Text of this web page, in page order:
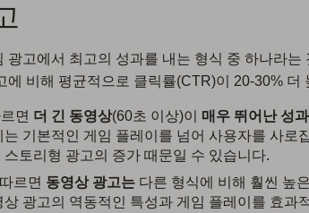
광고에서 최고의 성과를 내는 형식 중 하나라는
에 비해 평균적으로 클릭률(CTR)이 20-30% 더
면 더 긴 동영상(60초 이상)이 매우 뛰어난 성
는 기본적인 게임 플레이를 넘어 사용자를 사로
토리형 광고의 증가 때문일 수 있습니다.
르면 동영상 광고는 다른 형식에 비해 훨씬 높
광고의 역동적인 특성과 게임 플레이를 효과